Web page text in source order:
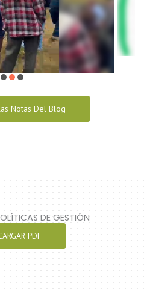
Notas Del Blog
DE GESTIÓN
PDF